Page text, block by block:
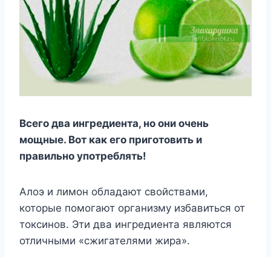
Всего два ингредиента, но они очень
мощные. Вот как его приготовить и
правильно употреблять!
Алоэ и лимон обладают свойствами,
которые помогают организму избавиться от
токсинов. Эти два ингредиента являются
отличными «сжигателями жира».